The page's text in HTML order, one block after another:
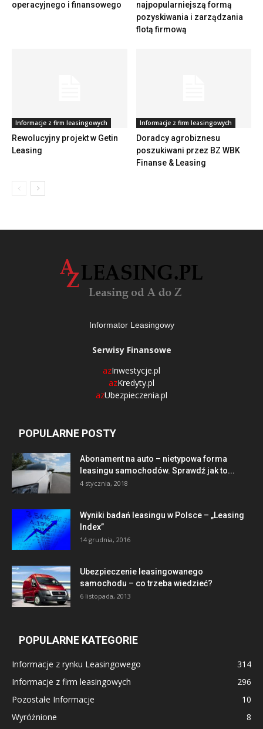
operacyjnego i finansowego
najpopularniejszą formą
pozyskiwania i zarządzania
flotą firmową
Informacje z firm leasingowych
Rewolucyjny projekt w Getin
Leasing
Informacje z firm leasingowych
Doradcy agrobiznesu
poszukiwani przez BZ WBK
Finanse & Leasing
Informator Leasingowy
Serwisy Finansowe
azInwestycje.pl
azKredyty.pl
azUbezpieczenia.pl
POPULARNE POSTY
Abonament na auto – nietypowa forma
leasingu samochodów. Sprawdź jak to...
4 stycznia, 2018
Wyniki badań leasingu w Polsce – „Leasing
Index”
14 grudnia, 2016
Ubezpieczenie leasingowanego
samochodu – co trzeba wiedzieć?
6 listopada, 2013
POPULARNE KATEGORIE
Informacje z rynku Leasingowego
314
Informacje z firm leasingowych
296
Pozostałe Informacje
10
Wyróżnione
8